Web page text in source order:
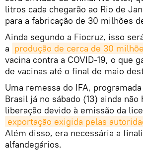
litros cada chegarão ao Rio de
para a fabricação de 30 milhões
Ainda segundo a Fiocruz, isso
a produção de cerca de 30
vacina contra a COVID-19, o que
de vacinas até o final de maio
Uma remessa do IFA,
Brasil já no sábado (13) ainda não
liberação devido à emissão da
exportação exigida pelas
Além disso, era necessária a
alfandegários.